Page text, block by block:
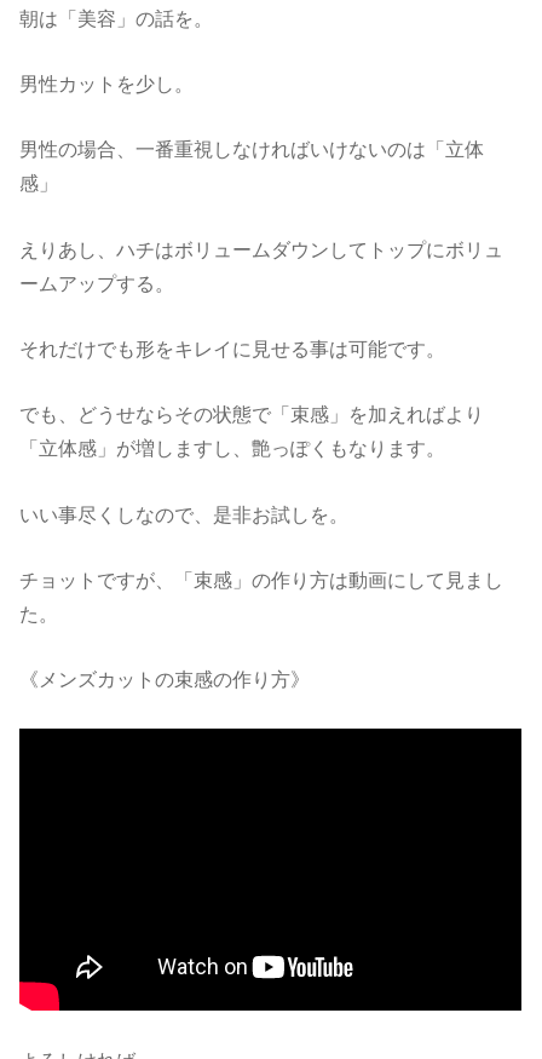
朝は「美容」の話を。
男性カットを少し。
男性の場合、一番重視しなければいけないのは「立体
感」
えりあし、ハチはボリュームダウンしてトップにボリュ
ームアップする。
それだけでも形をキレイに見せる事は可能です。
でも、どうせならその状態で「束感」を加えればより
「立体感」が増しますし、艶っぽくもなります。
いい事尽くしなので、是非お試しを。
チョットですが、「束感」の作り方は動画にして見まし
た。
《メンズカットの束感の作り方》